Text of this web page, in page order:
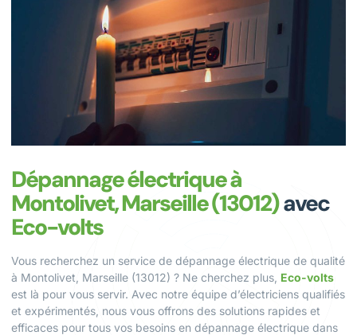
Dépannage électrique à
Montolivet, Marseille (13012)avec
Eco-volts
Vous recherchez un service de dépannage électrique de qualité
à Montolivet, Marseille (13012) ? Ne cherchez plus, Eco-volts
est là pour vous servir. Avec notre équipe d’électriciens qualifiés
et expérimentés, nous vous offrons des solutions rapides et
efficaces pour tous vos besoins en dépannage électrique dans